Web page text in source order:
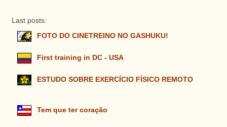
Last posts:
FOTO DO CINETREINO NO GASHUKU!
First training in DC - USA
ESTUDO SOBRE EXERCÍCIO FÍSICO REMOTO
Tem que ter coração